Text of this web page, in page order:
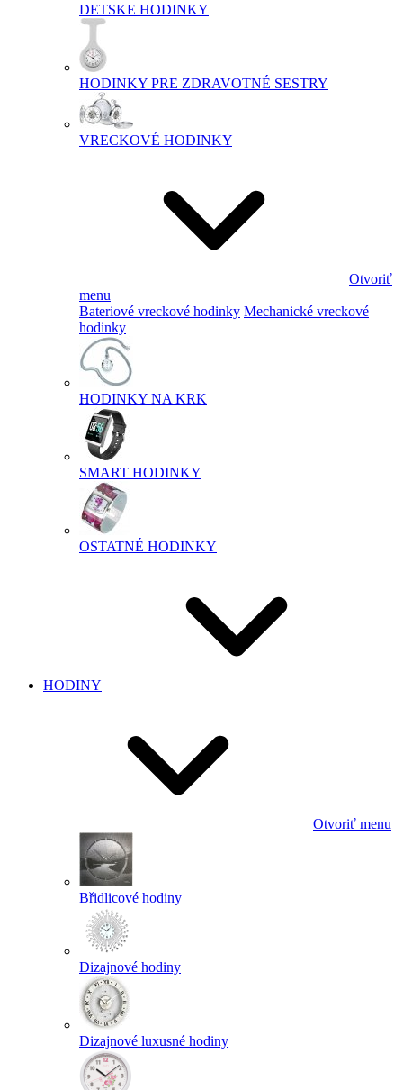
DETSKE HODINKY
HODINKY PRE ZDRAVOTNÉ SESTRY
VRECKOVÉ HODINKY
Otvoriť
menu
Bateriové vreckové hodinky Mechanické vreckové
hodinky
HODINKY NA KRK
SMART HODINKY
OSTATNÉ HODINKY
HODINY
Otvoriť menu
Břidlicové hodiny
Dizajnové hodiny
Dizajnové luxusné hodiny